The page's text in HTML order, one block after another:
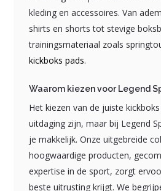
kleding en accessoires. Van
shirts en shorts tot stevige
trainingsmateriaal zoals
kickboks pads.
Waarom kiezen voor Legend
Het kiezen van de juiste
uitdaging zijn, maar bij Legend
je makkelijk. Onze uitgebreide
hoogwaardige producten,
expertise in de sport, zorgt
beste uitrusting krijgt. We